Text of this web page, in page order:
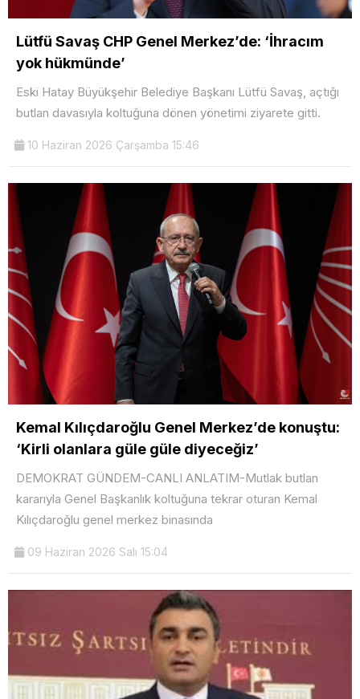
Lütfü Savaş CHP Genel Merkez’de: ‘İhracım
yok hükmünde’
Eski Hatay Büyükşehir Belediye Başkanı Lütfü Savaş, açtığı
butlan davasıyla koltuğuna dönen yönetimi ziyarete gitti.
10 Haziran 2026 Çarşamba 15:46
Kemal Kılıçdaroğlu Genel Merkez’de konuştu:
‘Kirli olanlara güle güle diyeceğiz’
DEMOKRAT GÜNDEM-CANLI ANLATIM-Mutlak butlan
kararıyla Genel Başkanlık koltuğuna tekrar oturan Kemal
Kılıçdaroğlu genel merkez binasında
09 Haziran 2026 Salı 15:04